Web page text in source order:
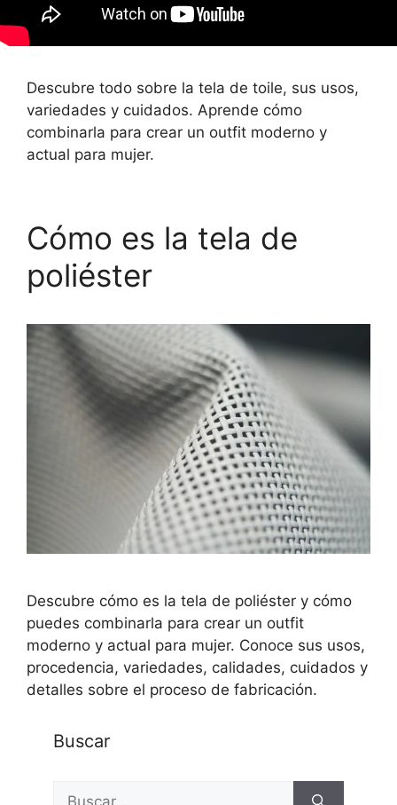
Descubre todo sobre la tela de toile, sus usos,
variedades y cuidados. Aprende cómo
combinarla para crear un outfit moderno y
actual para mujer.
Cómo es la tela de
poliéster
Descubre cómo es la tela de poliéster y cómo
puedes combinarla para crear un outfit
moderno y actual para mujer. Conoce sus usos,
procedencia, variedades, calidades, cuidados y
detalles sobre el proceso de fabricación.
Buscar